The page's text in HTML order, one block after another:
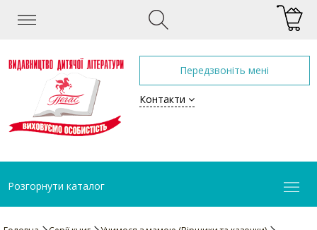
Передзвоніть мені
Контакти
Розгорнути каталог